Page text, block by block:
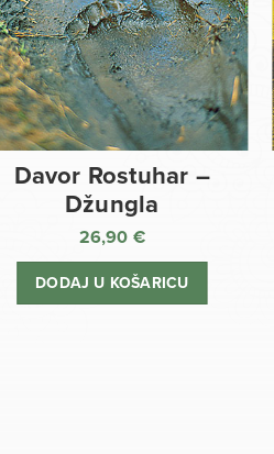
Davor Rostuhar –
Džungla
26,90 €
DODAJ U KOŠARICU